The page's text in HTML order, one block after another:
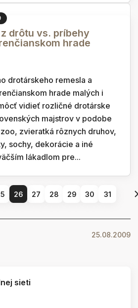
drôtu vs. príbehy
hrade
drotárskeho remesla a
hrade malých i
vidieť rozličné drotárske
majstrov v podobe
zvieratká rôznych druhov,
sochy, dekorácie a iné
lákadlom pre...
26 27 28 29 30 31
25.08.2009
sieti